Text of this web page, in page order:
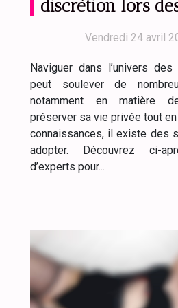
discrétion lors
Vendredi 24 avril
Naviguer dans l’univers
peut soulever de
notamment en matière
préserver sa vie privée tout
connaissances, il existe des
adopter. Découvrez ci-
d’experts pour...